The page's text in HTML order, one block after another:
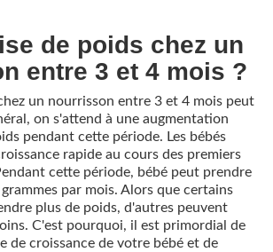
de poids chez un
entre 3 et 4 mois ?
un nourrisson entre 3 et 4 mois peut
on s'attend à une augmentation
pendant cette période. Les bébés
rapide au cours des premiers
cette période, bébé peut prendre
par mois. Alors que certains
plus de poids, d'autres peuvent
C'est pourquoi, il est primordial de
de croissance de votre bébé et de